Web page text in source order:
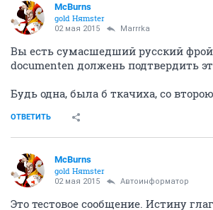
McBurns
gold Няmster
02 мая 2015 Marrrka
Вы есть сумасшедший русский
documenten должень подтвердить
Будь одна, была б ткачиха, со
ОТВЕТИТЬ
McBurns
gold Няmster
02 мая 2015 Автоинформатор
Это тестовое сообщение. Истину